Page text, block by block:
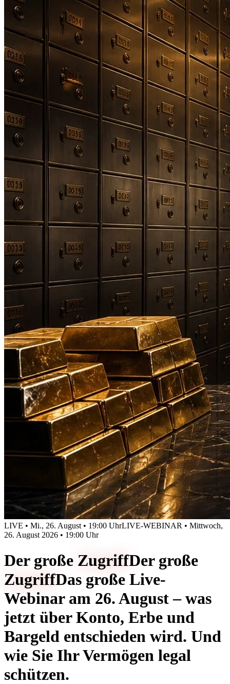
LIVE • Mi., 26. August • 19:00 UhrLIVE-WEBINAR • Mittwoch,
26. August 2026 • 19:00 Uhr
Der große ZugriffDer große
ZugriffDas große Live-
Webinar am 26. August – was
jetzt über Konto, Erbe und
Bargeld entschieden wird. Und
wie Sie Ihr Vermögen legal
schützen.